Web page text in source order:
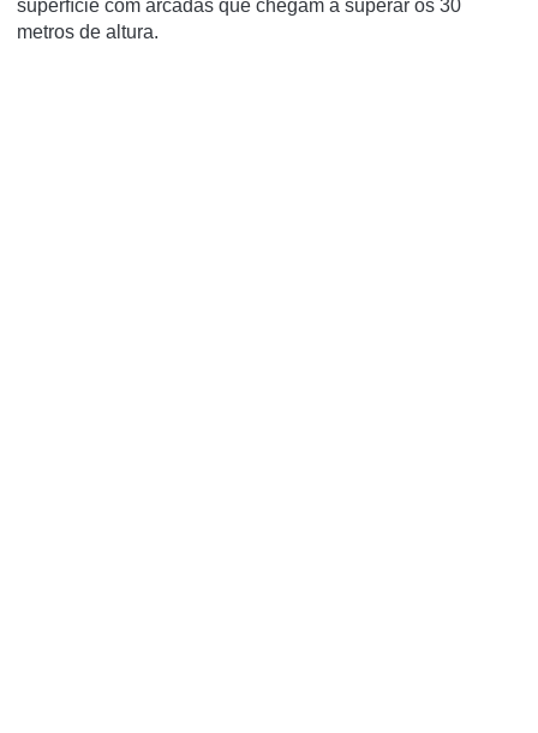
superfície com arcadas que chegam a superar os 30
metros de altura.